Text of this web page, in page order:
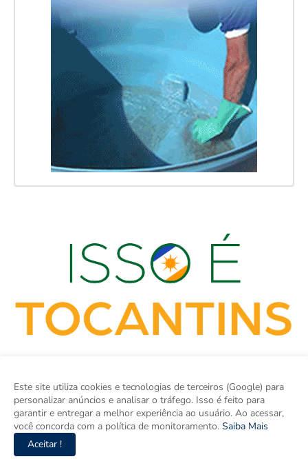
ISSO É TOCANTINS é o site de notícias do Tocantins e um
espaço para discutir o Tocantins e o Brasil. Aqui tem informação
Este site utiliza cookies e tecnologias de terceiros (Google) para
personalizar anúncios e analisar o tráfego. Isso é feito para
garantir e entregar a melhor experiência ao usuário. Ao acessar,
você concorda com a política de monitoramento. Saiba Mais
Aceitar !